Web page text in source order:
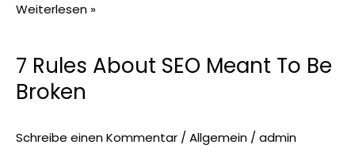
Weiterlesen »
7 Rules About SEO Meant To Be
Broken
Schreibe einen Kommentar / Allgemein / admin
7
Rules
About
Meant